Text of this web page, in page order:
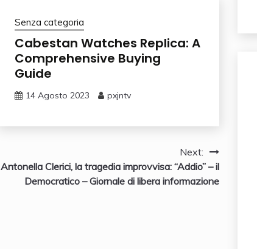
Senza categoria
Cabestan Watches Replica: A
Comprehensive Buying
Guide
14 Agosto 2023 pxjntv
Next:
Antonella Clerici, la tragedia improvvisa: “Addio” – il
Democratico – Giornale di libera informazione